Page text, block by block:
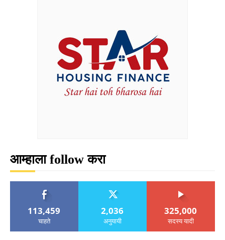
आम्हाला follow करा
113,459
चाहते
2,036
अनुयायी
325,000
सदस्य यादी